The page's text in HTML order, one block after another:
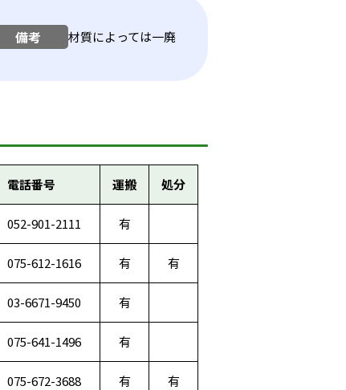
備考 材質によっては一廃
電話番号 運搬 処分
052-901-2111 有
075-612-1616 有 有
03-6671-9450 有
075-641-1496 有
075-672-3688 有 有